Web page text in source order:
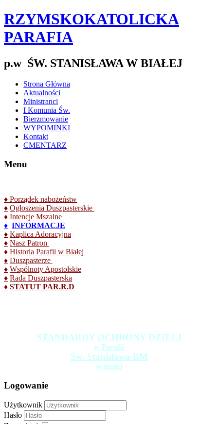
RZYMSKOKATOLICKA
PARAFIA
p.w ŚW. STANISŁAWA W BIAŁEJ
Strona Główna
Aktualności
Ministranci
I Komunia Św.
Bierzmowanie
WYPOMINKI
Kontakt
CMENTARZ
Menu
♦ Porządek nabożeństw
♦ Ogłoszenia Duszpasterskie
♦ Intencje Mszalne
♦ INFORMACJE
♦ Kaplica Adoracyjna
♦ Nasz Patron
♦ Historia Parafii w Białej
♦ Duszpasterze
♦ Wspólnoty Apostolskie
♦ Rada Duszpasterska
♦ STATUT PAR.R.D
STANDARDY OCHRONY DZIECI
w Parafii
Św. Stanisława BM
w Białej
Logowanie
Użytkownik
Hasło